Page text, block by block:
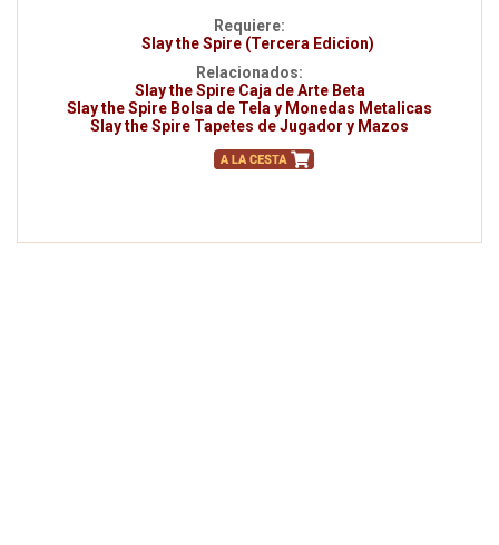
Requiere:
Slay the Spire (Tercera Edicion)
Relacionados:
Slay the Spire Caja de Arte Beta
Slay the Spire Bolsa de Tela y Monedas Metalicas
Slay the Spire Tapetes de Jugador y Mazos